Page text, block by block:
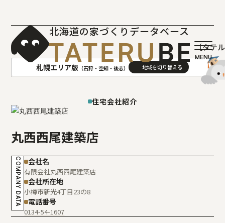
北海道の家づくりデータベース
［タテ
札幌エリア版 （石狩・空知・後志）
函館(渡島･檜山)版
室蘭(胆振･日高)版
釧路(釧路･根室)版
北見(オホーツク)版
住宅会社紹介
丸西西尾建築店
COMPANY DATA 会社名
有限会社丸西西尾建築店
会社所在地
小樽市新光4丁目23の8
電話番号
0134-54-1607